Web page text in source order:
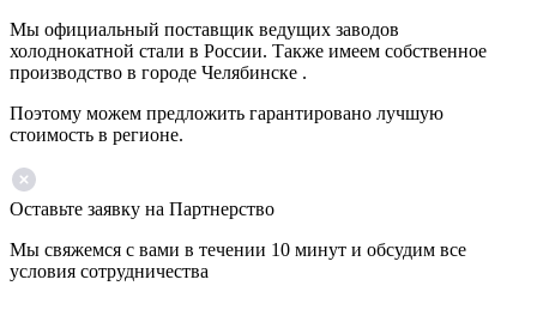
Мы официальный поставщик ведущих заводов
холоднокатной стали в России. Также имеем собственное
производство в городе Челябинске .
Поэтому можем предложить гарантировано лучшую
стоимость в регионе.
Оставьте заявку на Партнерство
Мы свяжемся с вами в течении 10 минут и обсудим все
условия сотрудничества